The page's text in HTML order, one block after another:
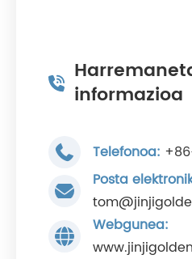
informazioa
Telefonoa:
Posta
Webgunea: